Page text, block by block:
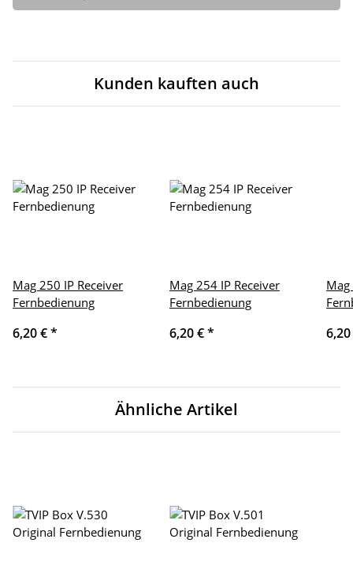
Kunden kauften auch
Mag 250 IP Receiver
Fernbedienung
6,20 €*
Mag 254 IP Receiver
Fernbedienung
6,20 €*
Mag
Ähnliche Artikel